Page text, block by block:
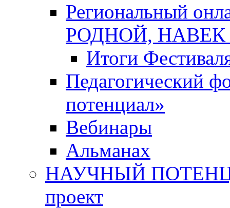
Региональный
РОДНОЙ,
Итоги
Педагогический
потенциал»
Вебинары
Альманах
НАУЧНЫЙ
проект